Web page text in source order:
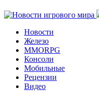
Новости
Железо
MMORPG
Консоли
Мобильные
Рецензии
Видео